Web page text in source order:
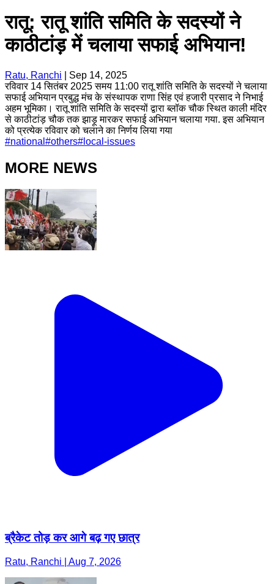
रातू: रातू शांति समिति के सदस्यों ने
काठीटांड़ में चलाया सफाई अभियान!
Ratu, Ranchi
Sep 14, 2025
रविवार 14 सितंबर 2025 समय 11:00 रातू शांति समिति के सदस्यों ने चलाया
सफाई अभियान प्रबुद्ध मंच के संस्थापक राणा सिंह एवं हजारी प्रसाद ने निभाई
अहम भूमिका। रातू शांति समिति के सदस्यों द्वारा ब्लॉक चौक स्थित काली मंदिर
से काठीटांड़ चौक तक झाड़ू मारकर सफाई अभियान चलाया गया. इस अभियान
को प्रत्येक रविवार को चलाने का निर्णय लिया गया
#national #others# local-issues
MORE NEWS
ब्रैकेट तोड़ कर आगे बढ़ गए छात्र
Ratu, Ranchi | Aug 7, 2026